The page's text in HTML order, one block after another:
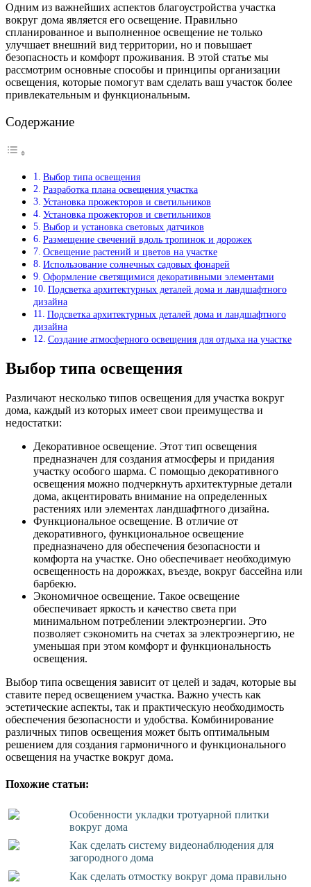
Одним из важнейших аспектов благоустройства участка
вокруг дома является его освещение. Правильно
спланированное и выполненное освещение не только
улучшает внешний вид территории, но и повышает
безопасность и комфорт проживания. В этой статье мы
рассмотрим основные способы и принципы организации
освещения, которые помогут вам сделать ваш участок более
привлекательным и функциональным.
Содержание
Выбор типа освещения
Разработка плана освещения участка
Установка прожекторов и светильников
Установка прожекторов и светильников
Выбор и установка световых датчиков
Размещение свечений вдоль тропинок и дорожек
Освещение растений и цветов на участке
Использование солнечных садовых фонарей
Оформление светящимися декоративными элементами
Подсветка архитектурных деталей дома и ландшафтного
дизайна
Подсветка архитектурных деталей дома и ландшафтного
дизайна
Создание атмосферного освещения для отдыха на участке
Выбор типа освещения
Различают несколько типов освещения для участка вокруг
дома, каждый из которых имеет свои преимущества и
недостатки:
Декоративное освещение. Этот тип освещения
предназначен для создания атмосферы и придания
участку особого шарма. С помощью декоративного
освещения можно подчеркнуть архитектурные детали
дома, акцентировать внимание на определенных
растениях или элементах ландшафтного дизайна.
Функциональное освещение. В отличие от
декоративного, функциональное освещение
предназначено для обеспечения безопасности и
комфорта на участке. Оно обеспечивает необходимую
освещенность на дорожках, въезде, вокруг бассейна или
барбекю.
Экономичное освещение. Такое освещение
обеспечивает яркость и качество света при
минимальном потреблении электроэнергии. Это
позволяет сэкономить на счетах за электроэнергию, не
уменьшая при этом комфорт и функциональность
освещения.
Выбор типа освещения зависит от целей и задач, которые вы
ставите перед освещением участка. Важно учесть как
эстетические аспекты, так и практическую необходимость
обеспечения безопасности и удобства. Комбинирование
различных типов освещения может быть оптимальным
решением для создания гармоничного и функционального
освещения на участке вокруг дома.
Похожие статьи:
Особенности укладки тротуарной плитки
вокруг дома
Как сделать систему видеонаблюдения для
загородного дома
Как сделать отмостку вокруг дома правильно